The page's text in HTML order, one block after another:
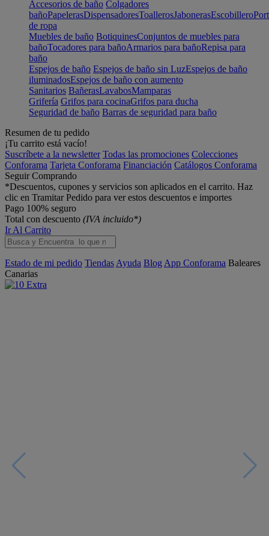
Accesorios de baño Colgadores
bañoPapelerasDispensadoresToallerosJabonerasEscobillero
de ropa
Muebles de baño BotiquinesConjuntos de muebles para
bañoTocadores para bañoArmarios para bañoRepisa para
baño
Espejos de baño Espejos de baño sin LuzEspejos de baño
iluminadosEspejos de baño con aumento
Sanitarios BañerasLavabosMamparas
Grifería Grifos para cocinaGrifos para ducha
Seguridad de baño Barras de seguridad para baño
Resumen de tu pedido
¡Tu carrito está vacío!
Suscríbete a la newsletter Todas las promociones Colecciones
Conforama Tarjeta Conforama Financiación Catálogos Conforama
Seguir Comprando
*Descuentos, cupones y servicios son aplicados en el carrito. Haz
clic en Tramitar Pedido para ver estos descuentos e importes
Pago 100% seguro
Total con descuento (IVA incluido*)
Ir Al Carrito
Estado de mi pedido Tiendas Ayuda Blog App Conforama Baleares
Canarias